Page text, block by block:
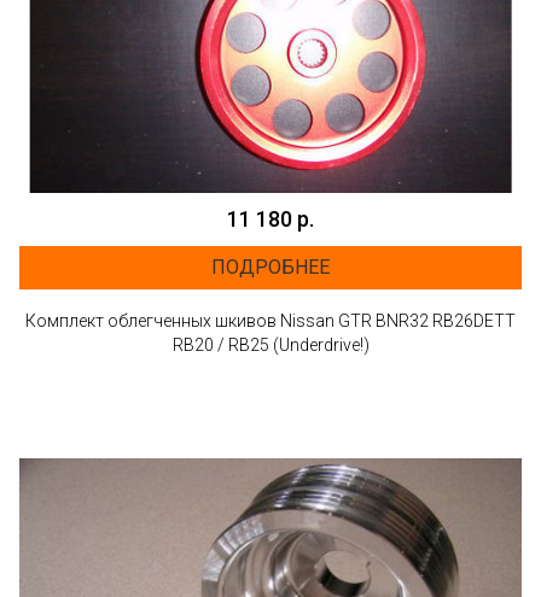
11 180 р.
ПОДРОБНЕЕ
Комплект облегченных шкивов Nissan GTR BNR32 RB26DETT
RB20 / RB25 (Underdrive!)